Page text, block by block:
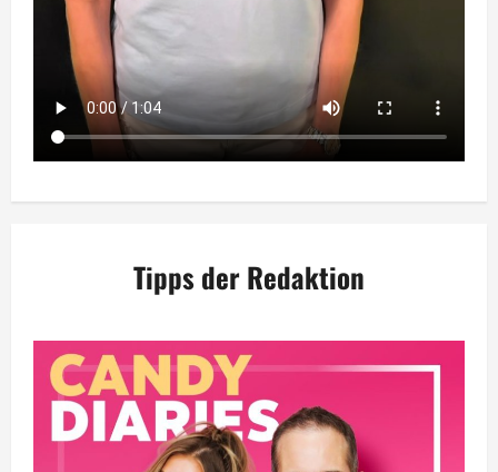
Tipps der Redaktion